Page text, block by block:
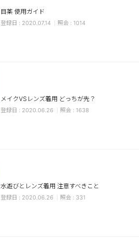
目薬 使用ガイド
2020.07.14 1014
メイクVSレンズ着用 どっちが先？
2020.06.26 1638
水遊びとレンズ着用 注意すべきこと
2020.06.26 331